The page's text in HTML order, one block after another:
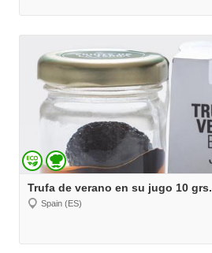
Trufa de verano en su jugo 10 grs.
Spain (ES)